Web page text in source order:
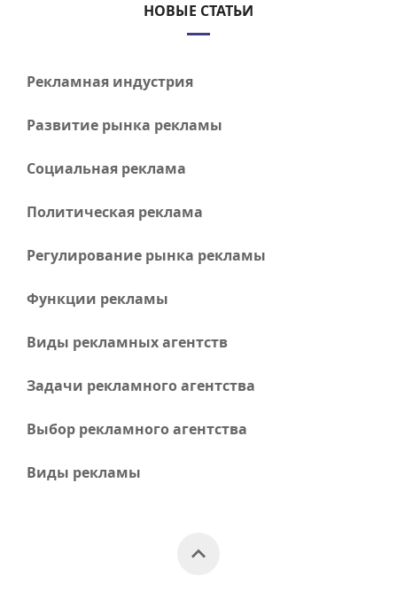
НОВЫЕ СТАТЬИ
Рекламная индустрия
Развитие рынка рекламы
Социальная реклама
Политическая реклама
Регулирование рынка рекламы
Функции рекламы
Виды рекламных агентств
Задачи рекламного агентства
Выбор рекламного агентства
Виды рекламы